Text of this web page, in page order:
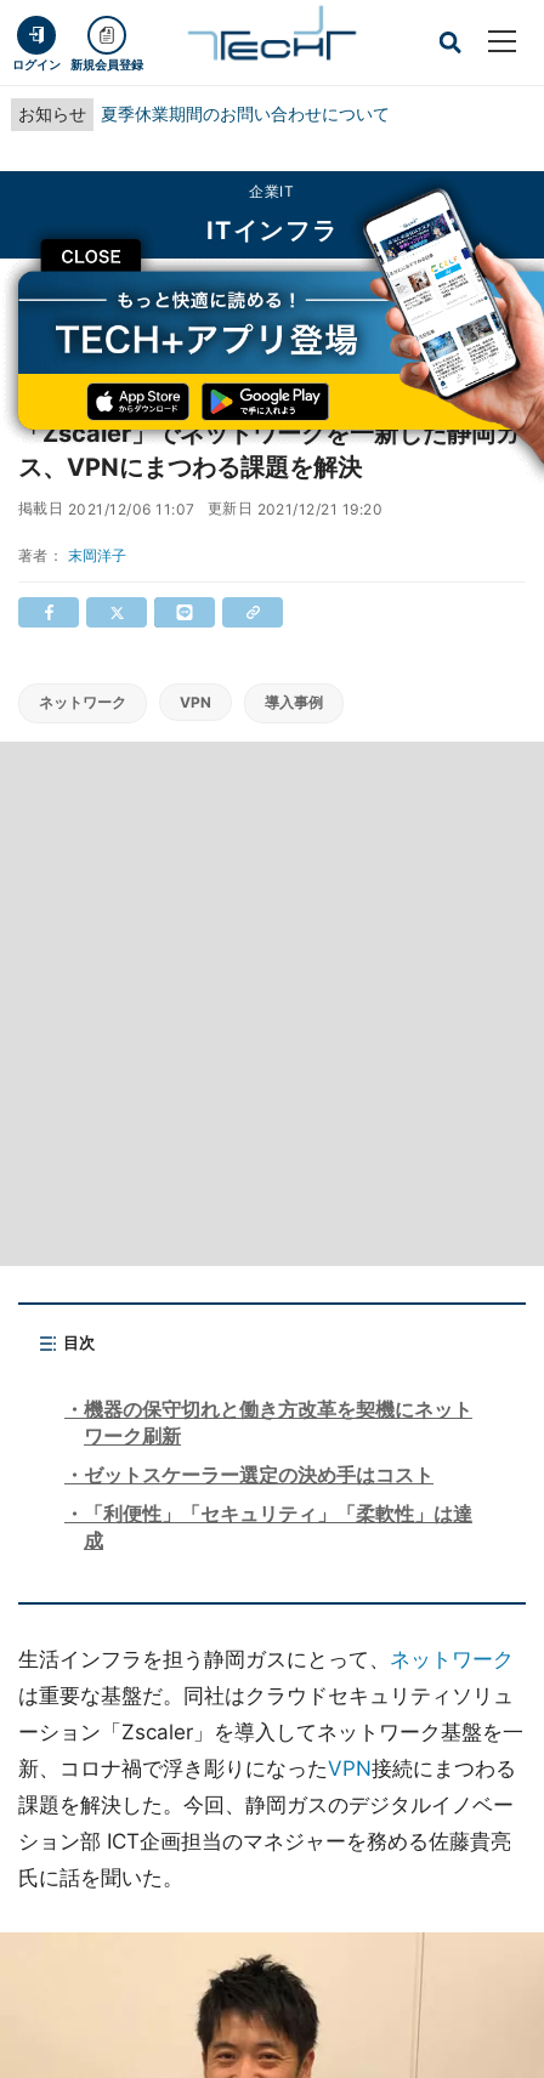
ログイン 新規会員登録
お知らせ 夏季休業期間のお問い合わせについて
CLOSE
企業IT
ITインフラ
TECH+ 企業IT
ITインフラ
「Zscaler」でネットワークを一新した静岡ガス、VPNにまつわる課題を解決
「Zscaler」でネットワークを一新した静岡ガ
ス、VPNにまつわる課題を解決
掲載日 2021/12/06 11:07 更新日 2021/12/21 19:20
著者： 末岡洋子
ネットワーク VPN 導入事例
目次
機器の保守切れと働き方改革を契機にネット
ワーク刷新
ゼットスケーラー選定の決め手はコスト
「利便性」「セキュリティ」「柔軟性」は達
成
生活インフラを担う静岡ガスにとって、 ネットワーク
は重要な基盤だ。同社はクラウドセキュリティソリュ
ーション「Zscaler」を導入してネットワーク基盤を一
新、コロナ禍で浮き彫りになったVPN接続にまつわる
課題を解決した。今回、静岡ガスのデジタルイノベー
ション部 ICT企画担当のマネジャーを務める佐藤貴亮
氏に話を聞いた。